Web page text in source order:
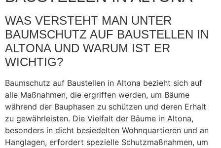
WAS VERSTEHT MAN UNTER
BAUMSCHUTZ AUF BAUSTELLEN IN
ALTONA UND WARUM IST ER
WICHTIG?
Baumschutz auf Baustellen in Altona bezieht sich auf
alle Maßnahmen, die ergriffen werden, um Bäume
während der Bauphasen zu schützen und deren Erhalt
zu gewährleisten. Die Vielfalt der Bäume in Altona,
besonders in dicht besiedelten Wohnquartieren und an
Hanglagen, erfordert spezielle Schutzmaßnahmen, um